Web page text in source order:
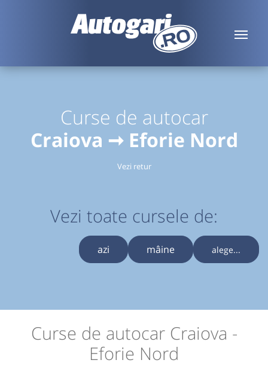
Curse de autocar
Craiova ➞ Eforie Nord
Vezi retur
Vezi toate cursele de:
azi mâine alege...
Curse de autocar Craiova -
Eforie Nord